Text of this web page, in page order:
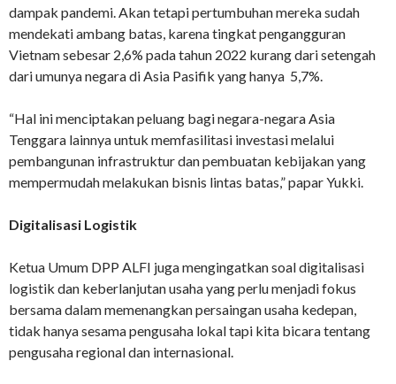
dampak pandemi. Akan tetapi pertumbuhan mereka sudah
mendekati ambang batas, karena tingkat pengangguran
Vietnam sebesar 2,6% pada tahun 2022 kurang dari setengah
dari umunya negara di Asia Pasifik yang hanya 5,7%.
“Hal ini menciptakan peluang bagi negara-negara Asia
Tenggara lainnya untuk memfasilitasi investasi melalui
pembangunan infrastruktur dan pembuatan kebijakan yang
mempermudah melakukan bisnis lintas batas,” papar Yukki.
Digitalisasi Logistik
Ketua Umum DPP ALFI juga mengingatkan soal digitalisasi
logistik dan keberlanjutan usaha yang perlu menjadi fokus
bersama dalam memenangkan persaingan usaha kedepan,
tidak hanya sesama pengusaha lokal tapi kita bicara tentang
pengusaha regional dan internasional.